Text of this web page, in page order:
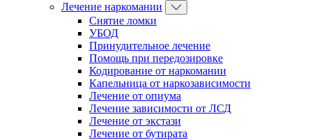
Лечение наркомании
Снятие ломки
УБОД
Принудительное лечение
Помощь при передозировке
Кодирование от наркомании
Капельница от наркозависимости
Лечение от опиума
Лечение зависимости от ЛСД
Лечение от экстази
Лечение от бутирата